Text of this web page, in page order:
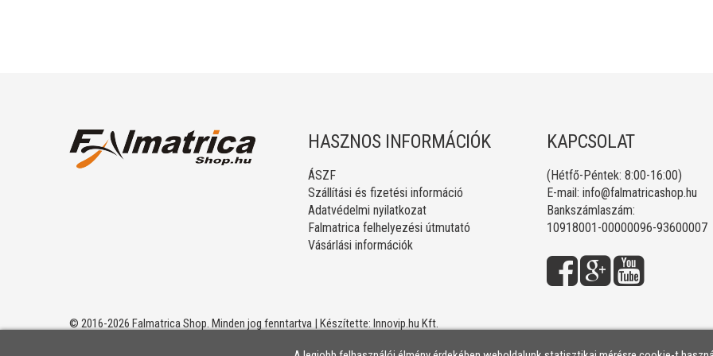
HASZNOS INFORMÁCIÓK
ÁSZF
Szállítási és fizetési információ
Adatvédelmi nyilatkozat
Falmatrica felhelyezési útmutató
Vásárlási információk
KAPCSOLAT
(Hétfő-Péntek: 8:00-16:00)
E-mail: info@falmatricashop.hu
Bankszámlaszám:
10918001-00000096-93600007
© 2016-2026 Falmatrica Shop. Minden jog fenntartva | Készítette: Innovip.hu Kft.